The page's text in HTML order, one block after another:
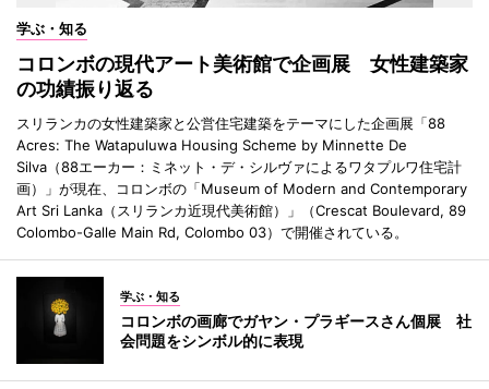
学ぶ・知る
コロンボの現代アート美術館で企画展 女性建築家
の功績振り返る
スリランカの女性建築家と公営住宅建築をテーマにした企画展「88
Acres: The Watapuluwa Housing Scheme by Minnette De
Silva（88エーカー：ミネット・デ・シルヴァによるワタプルワ住宅計
画）」が現在、コロンボの「Museum of Modern and Contemporary
Art Sri Lanka（スリランカ近現代美術館）」（Crescat Boulevard, 89
Colombo-Galle Main Rd, Colombo 03）で開催されている。
学ぶ・知る
コロンボの画廊でガヤン・プラギースさん個展 社
会問題をシンボル的に表現